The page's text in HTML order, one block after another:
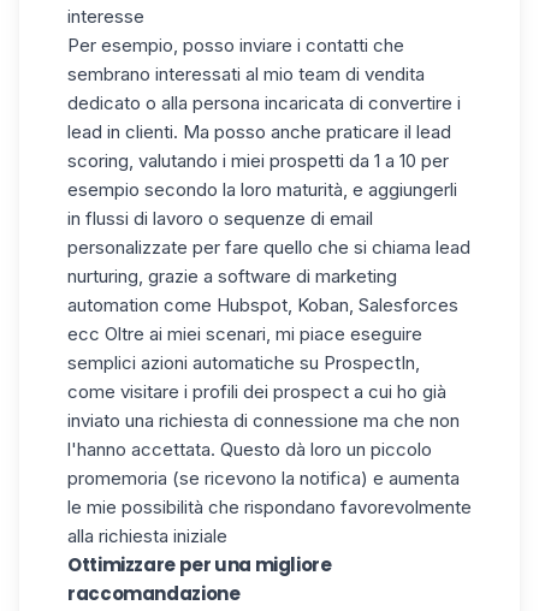
interesse
Per esempio, posso inviare i contatti che
sembrano interessati al mio team di vendita
dedicato o alla persona incaricata di convertire i
lead in clienti. Ma posso anche praticare il lead
scoring, valutando i miei prospetti da 1 a 10 per
esempio secondo la loro maturità, e aggiungerli
in flussi di lavoro o sequenze di email
personalizzate per fare quello che si chiama lead
nurturing, grazie a software di marketing
automation come Hubspot, Koban, Salesforces
ecc Oltre ai miei scenari, mi piace eseguire
semplici azioni automatiche su ProspectIn,
come visitare i profili dei prospect a cui ho già
inviato una richiesta di connessione ma che non
l'hanno accettata. Questo dà loro un piccolo
promemoria (se ricevono la notifica) e aumenta
le mie possibilità che rispondano favorevolmente
alla richiesta iniziale
Ottimizzare per una migliore
raccomandazione